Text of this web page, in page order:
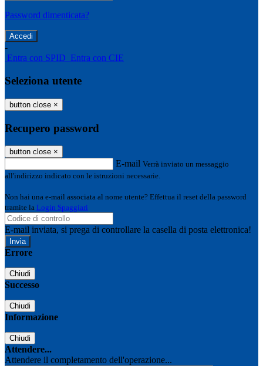
Password dimenticata?
-
Entra con SPID Entra con CIE
Seleziona utente
button close ×
Recupero password
button close ×
E-mail Verrà inviato un messaggio
all'indirizzo indicato con le istruzioni necessarie.
Non hai una e-mail associata al nome utente? Effettua il reset della password
tramite la Login Spaggiari
E-mail inviata, si prega di controllare la casella di posta elettronica!
Errore
Chiudi
Successo
Chiudi
Informazione
Chiudi
Attendere...
Attendere il completamento dell'operazione...